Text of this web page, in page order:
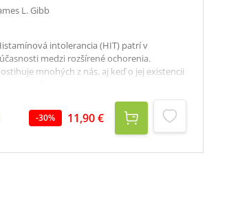
L. Gibb
intolerancia (HIT) patrí v
medzi rozšírené ochorenia.
mnohých z nás, aj keď o jej existencii
zvyčajne nedokážeme dať do súvisu so
ktorú naše telo nevie správne
spracovať. Dôvodom je neznášanlivosť
– látky, ktorá sa vyskytuje v
-30% 11,90 €